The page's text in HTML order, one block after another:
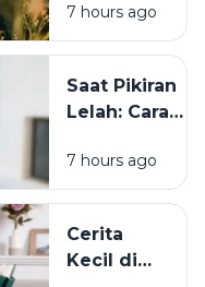
Bisa
Menentukan
Seharian
7 hours ago
Saat Pikiran
Lelah: Cara
Suasana Hati
Kesibukan
7 hours ago
Cerita
Kecil di